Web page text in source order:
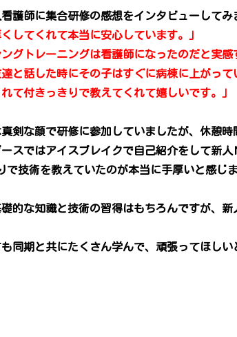
護師に集合研修の感想をインタビューしてみ
くしてくれて本当に安心しています。」
ングトレーニングは看護師になったのだと実
達と話した時にその子はすぐに病棟に上がっ
て付きっきりで教えてくれて嬉しいです。」
剣な顔で研修に参加していましたが、休憩
スではアイスブレイクで自己紹介をして新
で技術を教えていたのが本当に手厚いと感じま
的な知識と技術の習得はもちろんですが、
同期と共にたくさん学んで、頑張ってほしい